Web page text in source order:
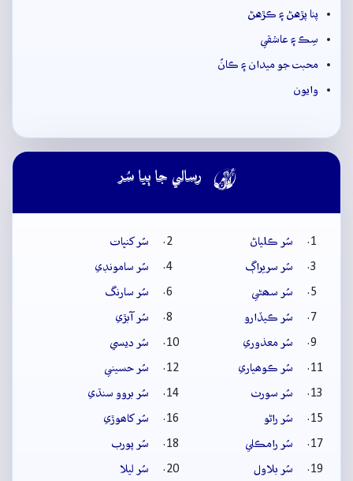
پنا پڙهڻ ۽ ڪڙهڻ
سِڪ ۽ عاشقي
محبت جو ميدان ۽ ڪانُ
وايون
 رسالي جا ٻيا سُر
سُر ڪلياڻ
سُر کنڀات
سُر سريراڳ
سُر سامونڊي
سُر سھڻي
سُر سارنگ
سُر ڪيڏارو
سُر آبڙي
سُر معذوري
سُر ديسي
سُر ڪوھياري
سُر حسيني
سُر سورٺ
سُر بروو سنڌي
سُر راڻو
سُر کاھوڙي
سُر رامڪلي
سُر پورب
سُر بلاول
سُر ليلا